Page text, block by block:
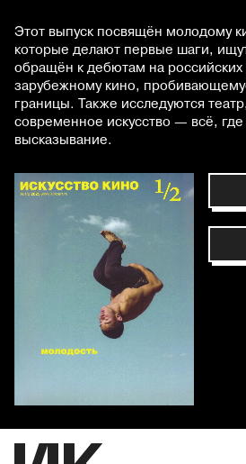
Этот выпуск посвящён молодому
которые делают первые шаги,
обращён к дебютам на российских
зарубежному кино,
границы. Также исследуются
современное искусство — всё,
высказывание.